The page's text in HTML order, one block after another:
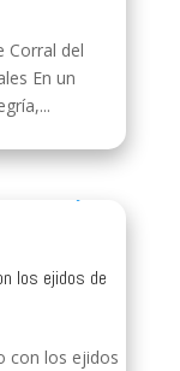
Corral del
En un
los ejidos de
con los ejidos